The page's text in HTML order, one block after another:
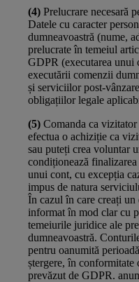
(4) Prelucrare necesară
Datele cu caracter
dumneavoastră (nume,
prelucrate în temeiul
GDPR (executarea unui
executării comenzii
și serviciilor post-
obligațiilor legale
(5) Comanda ca
efectua o achiziție ca
sau puteți crea voluntar
condiționează
unui cont, cu excepția
impus de natura
În cazul în care creați
informat în mod clar cu
temeiurile juridice ale
dumneavoastră.
pentru oanumită
ștergere, în
prevăzut de GDPR.